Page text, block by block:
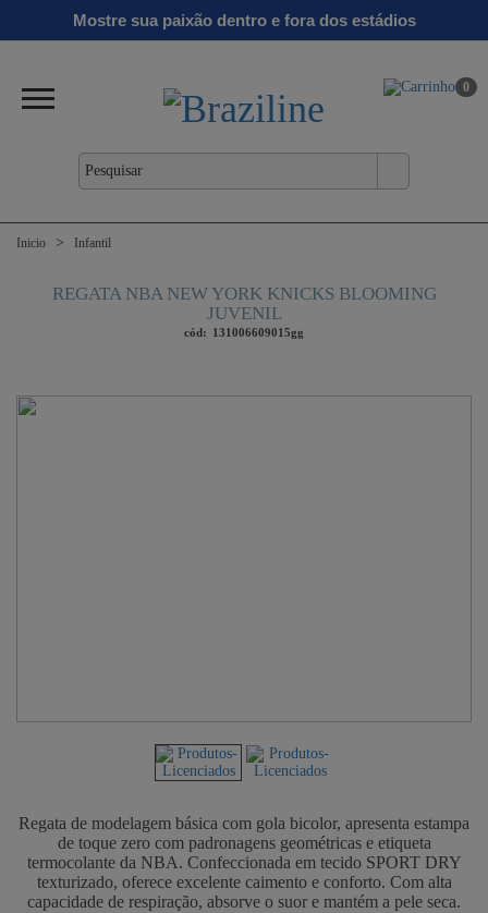
Mostre sua paixão dentro e fora dos estádios
Clássicos
Linha
Gold
Verão
0
Inicio Infantil
REGATA NBA NEW YORK KNICKS BLOOMING
JUVENIL
cód: 131006609015gg
Regata de modelagem básica com gola bicolor, apresenta estampa
de toque zero com padronagens geométricas e etiqueta
termocolante da NBA. Confeccionada em tecido SPORT DRY
texturizado, oferece excelente caimento e conforto. Com alta
capacidade de respiração, absorve o suor e mantém a pele seca.